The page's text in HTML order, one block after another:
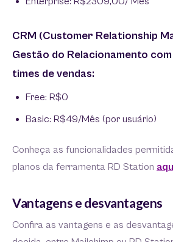
CRM (Customer Relationship
Gestão do Relacionamento
times de vendas:
Free: R$0
Basic: R$49/Mês (por usuário)
Conheça as funcionalidades
planos da ferramenta RD Station
Vantagens e desvantagens
Confira as vantagens e as